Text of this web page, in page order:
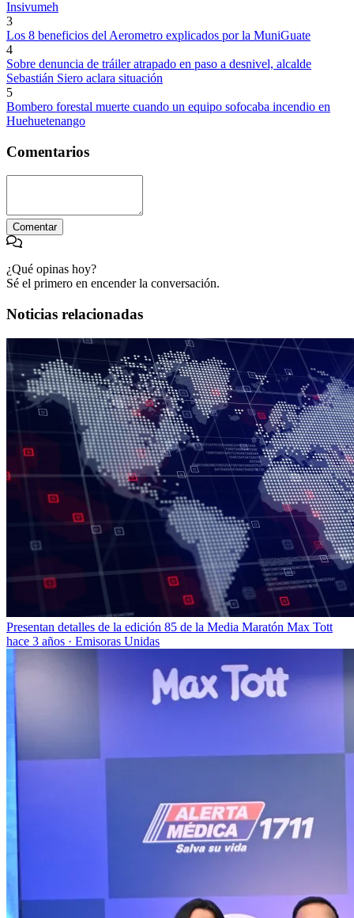
Insivumeh
3
Los 8 beneficios del Aerometro explicados por la MuniGuate
4
Sobre denuncia de tráiler atrapado en paso a desnivel, alcalde
Sebastián Siero aclara situación
5
Bombero forestal muerte cuando un equipo sofocaba incendio en
Huehuetenango
Comentarios
Comentar
¿Qué opinas hoy?
Sé el primero en encender la conversación.
Noticias relacionadas
Presentan detalles de la edición 85 de la Media Maratón Max Tott
hace 3 años · Emisoras Unidas